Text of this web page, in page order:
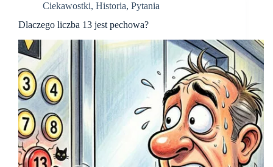
Ciekawostki, Historia, Pytania
Dlaczego liczba 13 jest pechowa?